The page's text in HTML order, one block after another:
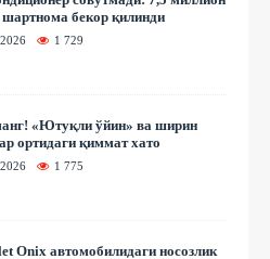
бекор қилинди
1 729
«Ютуқли ўйин» ва ширин
ортидаги қиммат хато
1 775
Onix автомобилидаги носозлик